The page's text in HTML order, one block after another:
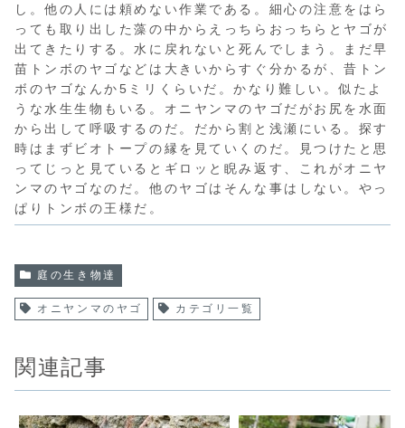
し。他の人には頼めない作業である。細心の注意をはら
っても取り出した藻の中からえっちらおっちらとヤゴが
出てきたりする。水に戻れないと死んでしまう。まだ早
苗トンボのヤゴなどは大きいからすぐ分かるが、昔トン
ボのヤゴなんか5ミリくらいだ。かなり難しい。似たよ
うな水生生物もいる。オニヤンマのヤゴだがお尻を水面
から出して呼吸するのだ。だから割と浅瀬にいる。探す
時はまずビオトープの縁を見ていくのだ。見つけたと思
ってじっと見ているとギロッと睨み返す、これがオニヤ
ンマのヤゴなのだ。他のヤゴはそんな事はしない。やっ
ぱりトンボの王様だ。
庭の生き物達
オニヤンマのヤゴ カテゴリ一覧
関連記事